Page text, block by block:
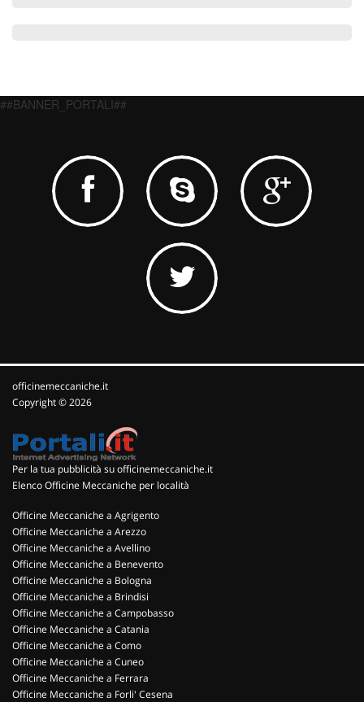
##BANNER_PORTALI##
officinemeccaniche.it
Copyright © 2026
Per la tua pubblicità su officinemeccaniche.it
Elenco Officine Meccaniche per località
Officine Meccaniche a Agrigento
Officine Meccaniche a Arezzo
Officine Meccaniche a Avellino
Officine Meccaniche a Benevento
Officine Meccaniche a Bologna
Officine Meccaniche a Brindisi
Officine Meccaniche a Campobasso
Officine Meccaniche a Catania
Officine Meccaniche a Como
Officine Meccaniche a Cuneo
Officine Meccaniche a Ferrara
Officine Meccaniche a Forli' Cesena